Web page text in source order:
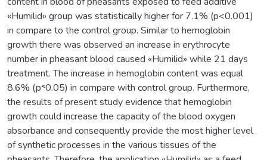
«Humilid» group was statistically higher for 7.1% (p<0.001)
in compare to the control group. Similar to hemoglobin
growth there was observed an increase in erythrocyte
number in pheasant blood caused «Humilid» while 21 days
treatment. The increase in hemoglobin content was equal
8.6% (р˂0.05) in compare with control group. Furthermore,
the results of present study evidence that hemoglobin
growth could increase the capacity of the blood oxygen
absorbance and consequently provide the most higher level
of synthetic processes in the various tissues of the